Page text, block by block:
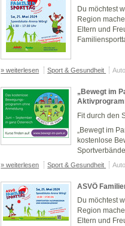
Du möchtest
Region
Eltern und
» weiterlesen Sport & Gesundheit
„Bewegt im
Fit durch den
„Bewegt im
kostenlose
» weiterlesen Sport & Gesundheit
ASVÖ
Du möchtest
Region
Eltern und